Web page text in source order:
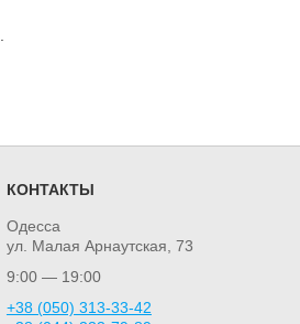
КОНТАКТЫ
Одесса
ул. Малая Арнаутская, 73
9:00 — 19:00
+38 (050) 313-33-42